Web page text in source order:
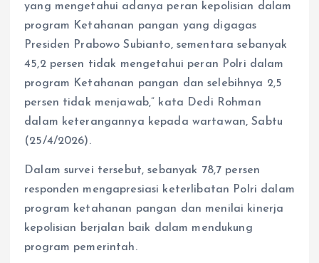
yang mengetahui adanya peran kepolisian dalam
program Ketahanan pangan yang digagas
Presiden Prabowo Subianto, sementara sebanyak
45,2 persen tidak mengetahui peran Polri dalam
program Ketahanan pangan dan selebihnya 2,5
persen tidak menjawab,” kata Dedi Rohman
dalam keterangannya kepada wartawan, Sabtu
(25/4/2026).
Dalam survei tersebut, sebanyak 78,7 persen
responden mengapresiasi keterlibatan Polri dalam
program ketahanan pangan dan menilai kinerja
kepolisian berjalan baik dalam mendukung
program pemerintah.